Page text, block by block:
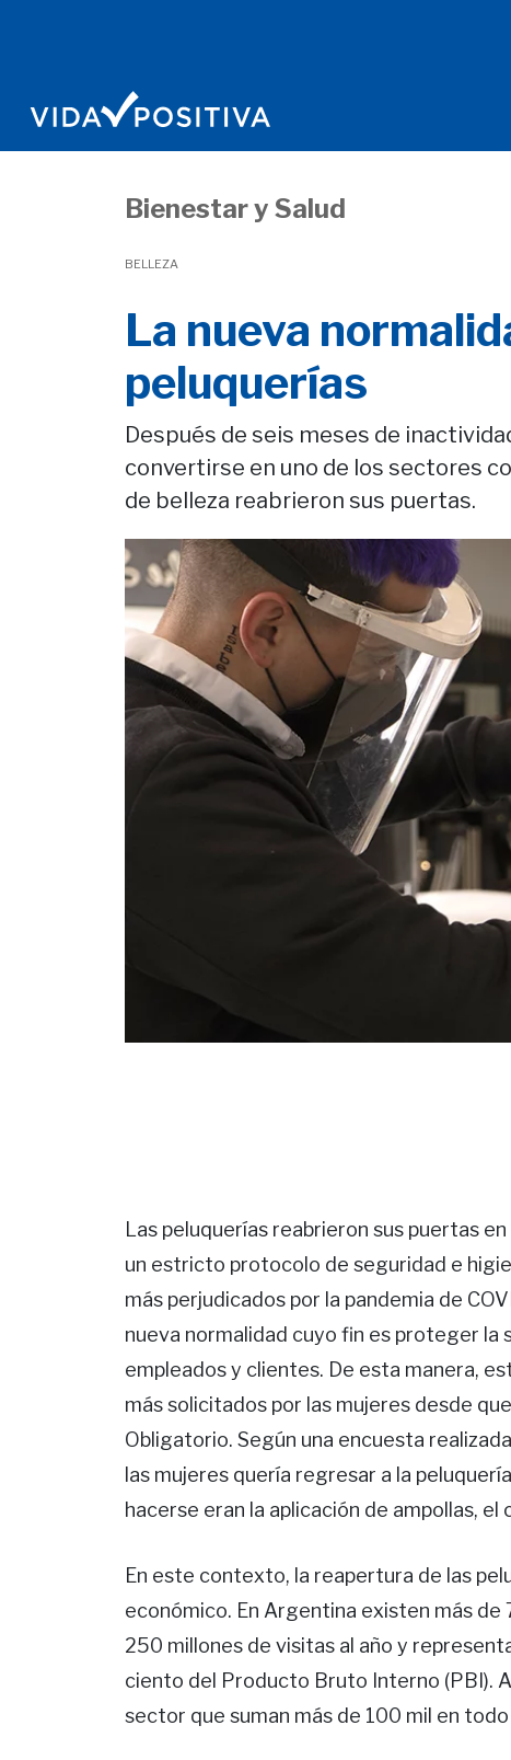
Bienestar y Salud
BELLEZA
La nueva
peluquerías
Después de seis meses de
convertirse en uno de los sectores
de belleza reabrieron sus puertas.
Las peluquerías reabrieron sus puertas
un estricto protocolo de seguridad e
más perjudicados por la pandemia de
nueva normalidad cuyo fin es proteger
empleados y clientes. De esta manera,
más solicitados por las mujeres desde
Obligatorio. Según una encuesta
las mujeres quería regresar a la
hacerse eran la aplicación de ampollas,
En este contexto, la reapertura de las
económico. En Argentina existen más de
250 millones de visitas al año y
ciento del Producto Bruto Interno (PBI).
sector que suman más de 100 mil en